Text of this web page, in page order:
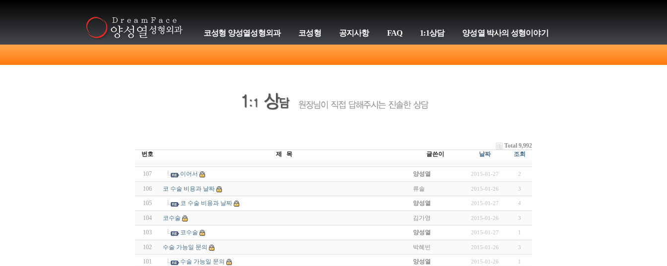
코성형 양성열성형외과 코성형 공지사항 FAQ 1:1상담 양성열 박사의 성형이야기
Total 9,992
번호
제 목 글쓴이 날짜 조회
107 이어서 양성열 2015-01-27 2
106 코 수술 비용과 날짜 류솔 2015-01-26 3
105 코 수술 비용과 날짜 양성열 2015-01-27 4
104 코수술 김가영 2015-01-26 3
103 코수술 양성열 2015-01-27 1
102 수술 가능일 문의 박혜빈 2015-01-26 3
101 수술 가능일 문의 양성열 2015-01-26 1